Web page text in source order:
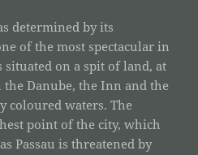
determined by its
of the most spectacular in
situated on a spit of land, at
Danube, the Inn and the
coloured waters. The
point of the city, which
Passau is threatened by